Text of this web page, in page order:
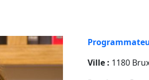
Ville : 1180